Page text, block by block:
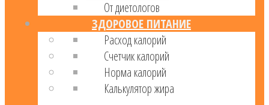
От диетологов
ЗДОРОВОЕ ПИТАНИЕ
Расход калорий
Cчетчик калорий
Норма калорий
Калькулятор жира